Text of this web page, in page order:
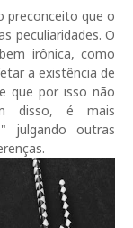
preconceito que o
peculiaridades. O
irônica, como
a existência de
que por isso não
disso, é mais
julgando outras